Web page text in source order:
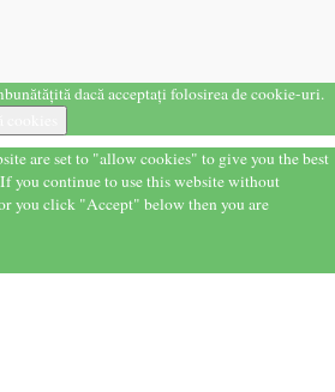
dacă acceptați folosirea de cookie-uri.
are set to "allow cookies" to give you the best
you continue to use this website without
you click "Accept" below then you are